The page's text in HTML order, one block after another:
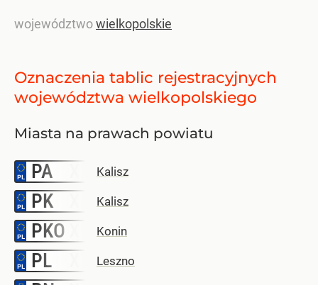
województwowielkopolskie
Oznaczenia tablic rejestracyjnych
województwa wielkopolskiego
Miasta na prawach powiatu
PA Kalisz
PK Kalisz
PKO Konin
PL Leszno